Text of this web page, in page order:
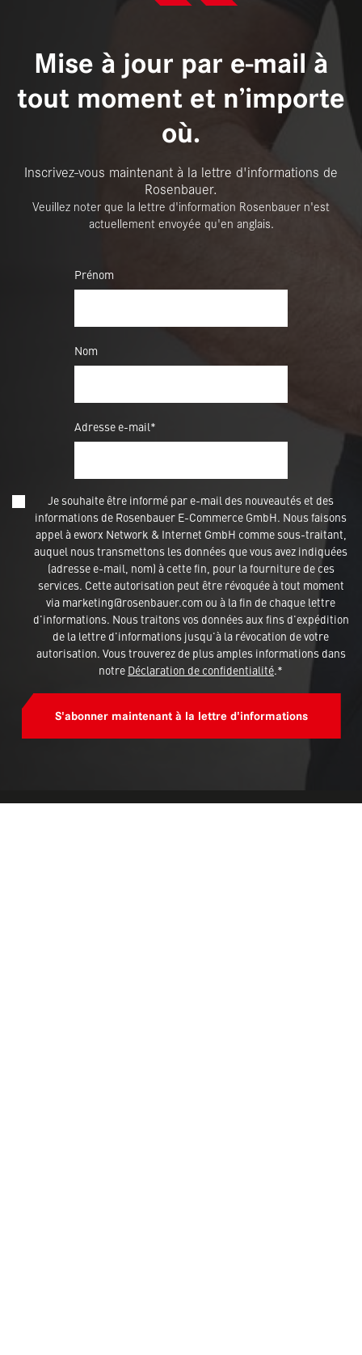
Mise à jour par e-mail à
tout moment et n’importe
où.
Inscrivez-vous maintenant à la lettre d'informations de
Rosenbauer.
Veuillez noter que la lettre d'information Rosenbauer n'est
actuellement envoyée qu'en anglais.
Prénom
Nom
Adresse e-mail*
Je souhaite être informé par e-mail des nouveautés et des
informations de Rosenbauer E-Commerce GmbH. Nous faisons
appel à eworx Network & Internet GmbH comme sous-traitant,
auquel nous transmettons les données que vous avez indiquées
(adresse e-mail, nom) à cette fin, pour la fourniture de ces
services. Cette autorisation peut être révoquée à tout moment
via marketing@rosenbauer.com ou à la fin de chaque lettre
d'informations. Nous traitons vos données aux fins d'expédition
de la lettre d'informations jusqu'à la révocation de votre
autorisation. Vous trouverez de plus amples informations dans
notre Déclaration de confidentialité.*
S'abonner maintenant à la lettre d'informations